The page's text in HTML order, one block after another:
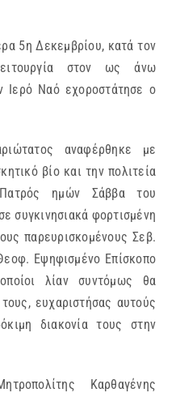
5η Δεκεμβρίου, κατά τον
στον ως άνω
Ιερό Ναό εχοροστάτησε ο
αναφέρθηκε με
βίο και την πολιτεία
ημών Σάββα του
συγκινησιακά φορτισμένη
παρευρισκομένους Σεβ.
Εψηφισμένο Επίσκοπο
λίαν συντόμως θα
ευχαριστήσας αυτούς
διακονία τους στην
Καρθαγένης